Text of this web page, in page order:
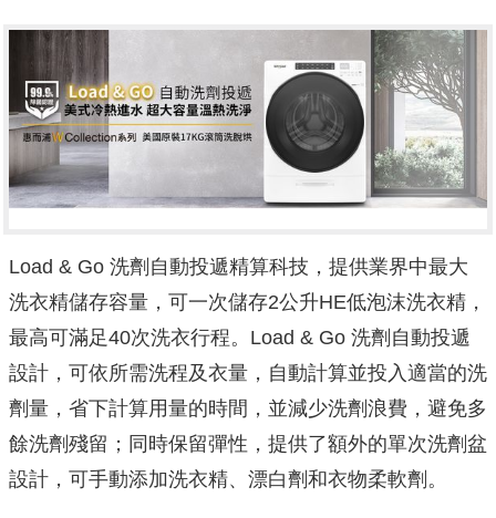
Load & Go 洗劑自動投遞精算科技，提供業界中最大
洗衣精儲存容量， 可一次儲存2公升HE低泡沫洗衣精，
最高可滿足40次洗衣行程。Load & Go 洗劑自動投遞
設計，可依所需洗程及衣量，自動計算並投入適當的洗
劑量，省下計算用量的時間，並減少洗劑浪費， 避免多
餘洗劑殘留；同時保留彈性，提供了額外的單次洗劑盆
設計， 可手動添加洗衣精、漂白劑和衣物柔軟劑。